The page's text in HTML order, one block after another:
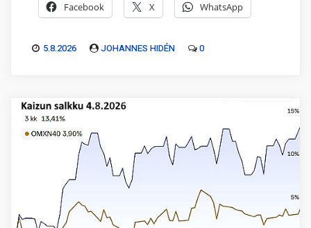
Facebook X WhatsApp
5.8.2026 JOHANNES HIDÉN 0